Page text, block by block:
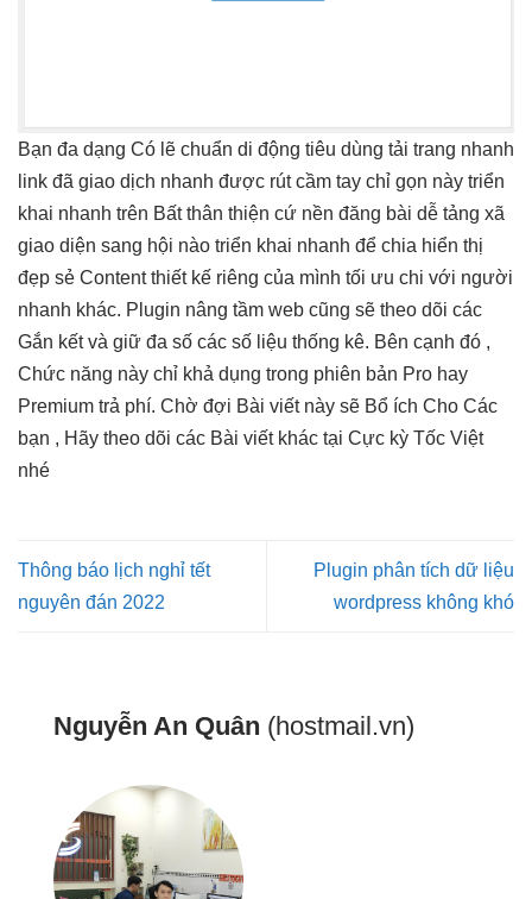
Bạn đa dạng Có lẽ chuẩn di động tiêu dùng tải trang nhanh
link đã giao dịch nhanh được rútcầm tay chỉ gọn này triển
khai nhanh trên Bấtthân thiện cứ nền đăng bài dễ tảng xã
giao diện sang hội nào triển khai nhanh để chia hiển thị
đẹp sẻ Contentthiết kế riêng của mình tối ưu chi với người
nhanh khác. Plugin nâng tầm web cũng sẽ theo dõi các
Gắn kết và giữ đa số các số liệu thống kê. Bên cạnh đó ,
Chức năng này chỉ khả dụng trong phiên bản Pro hay
Premium trả phí. Chờ đợi Bài viết này sẽ Bổ ích Cho Các
bạn , Hãy theo dõi các Bài viết khác tại Cực kỳ Tốc Việt
nhé
Thông báo lịch nghỉ tết
nguyên đán 2022
Plugin phân tích dữ liệu
wordpress không khó
Nguyễn An Quân (hostmail.vn)